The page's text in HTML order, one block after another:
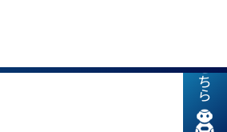
新着情報はこちら